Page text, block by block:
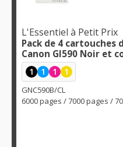
L'Essentiel à Petit Prix
Pack de 4 cartouches
Canon GI590 Noir et
1 1 1 1
GNC590B/CL
6000 pages / 7000 pages /